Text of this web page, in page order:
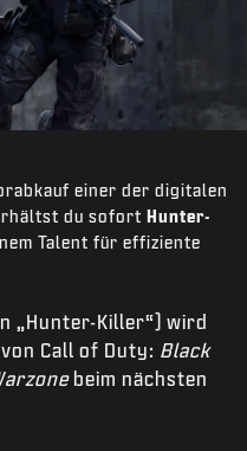
einer der digitalen
du sofort Hunter-
Talent für effiziente
„Hunter-Killer“) wird
Call of Duty: Black
beim nächsten